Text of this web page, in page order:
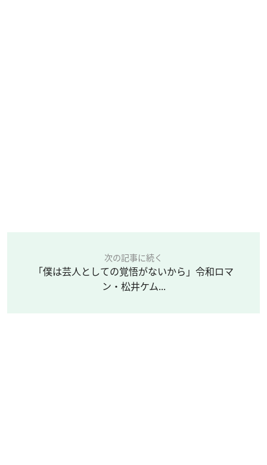
次の記事に続く
「僕は芸人としての覚悟がないから」令和ロマ
ン・松井ケム...